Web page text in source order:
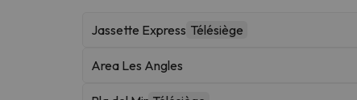
Jassette Express Télésiège
Area Les Angles